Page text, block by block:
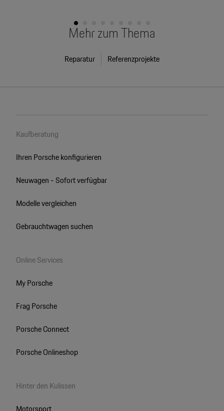
Mehr zum Thema
Reparatur Referenzprojekte
Kaufberatung
Ihren Porsche konfigurieren
Neuwagen - Sofort verfügbar
Modelle vergleichen
Gebrauchtwagen suchen
Online Services
My Porsche
Frag Porsche
Porsche Connect
Porsche Onlineshop
Hinter den Kulissen